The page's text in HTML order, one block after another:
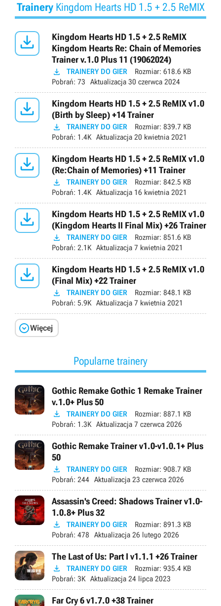
TraineryKingdom Hearts HD 1.5 + 2.5 ReMIX

Kingdom Hearts HD 1.5 + 2.5 ReMIX
Kingdom Hearts Re: Chain of Memories
Trainer v.1.0 Plus 11 (19062024)
 TRAINERY DO GIER Rozmiar: 618.6 KB
Pobrań: 73 Aktualizacja 30 czerwca 2024

Kingdom Hearts HD 1.5 + 2.5 ReMIX v1.0
(Birth by Sleep) +14 Trainer
 TRAINERY DO GIER Rozmiar: 839.7 KB
Pobrań: 1.4K Aktualizacja 20 kwietnia 2021

Kingdom Hearts HD 1.5 + 2.5 ReMIX v1.0
(Re:Chain of Memories) +11 Trainer
 TRAINERY DO GIER Rozmiar: 842.5 KB
Pobrań: 1.4K Aktualizacja 16 kwietnia 2021

Kingdom Hearts HD 1.5 + 2.5 ReMIX v1.0
(Kingdom Hearts II Final Mix) +26 Trainer
 TRAINERY DO GIER Rozmiar: 851.6 KB
Pobrań: 2.1K Aktualizacja 7 kwietnia 2021

Kingdom Hearts HD 1.5 + 2.5 ReMIX v1.0
(Final Mix) +22 Trainer
 TRAINERY DO GIER Rozmiar: 848.1 KB
Pobrań: 5.9K Aktualizacja 7 kwietnia 2021
Więcej
Popularne trainery
Gothic Remake Gothic 1 Remake Trainer
v.1.0+ Plus 50
 TRAINERY DO GIER Rozmiar: 887.1 KB
Pobrań: 1.3K Aktualizacja 7 czerwca 2026
Gothic Remake Trainer v1.0-v1.0.1+ Plus
50
 TRAINERY DO GIER Rozmiar: 908.7 KB
Pobrań: 244 Aktualizacja 23 czerwca 2026
Assassin's Creed: Shadows Trainer v1.0-
1.0.8+ Plus 32
 TRAINERY DO GIER Rozmiar: 891.3 KB
Pobrań: 478 Aktualizacja 26 lutego 2026
The Last of Us: Part I v1.1.1 +26 Trainer
 TRAINERY DO GIER Rozmiar: 935.4 KB
Pobrań: 3K Aktualizacja 24 lipca 2023
Far Cry 6 v1.7.0 +38 Trainer